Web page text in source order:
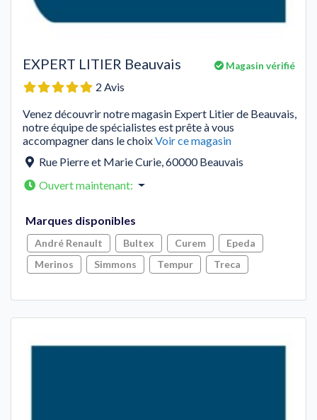
Magasin vérifié
EXPERT LITIER Beauvais
2 Avis
Venez découvrir notre magasin Expert Litier de Beauvais,
notre équipe de spécialistes est prête à vous
accompagner dans le choixVoir ce magasin
Rue Pierre et Marie Curie,60000 Beauvais
Ouvert maintenant:
Marques disponibles
André Renault Bultex Curem
Epeda
Merinos
Simmons Tempur Treca